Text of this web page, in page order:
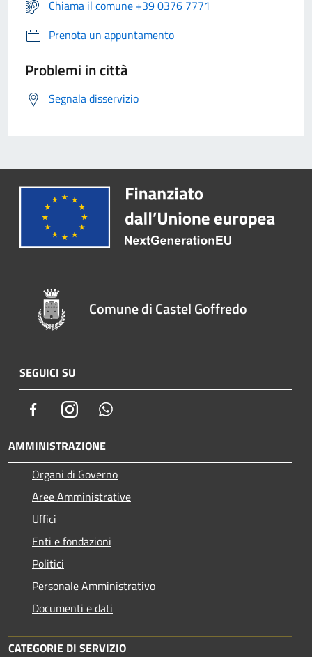
Chiama il comune +39 0376 7771
Prenota un appuntamento
Problemi in città
Segnala disservizio
Comune di Castel Goffredo
SEGUICI SU
FacebookInstagram
AMMINISTRAZIONE
Organi di Governo
Aree Amministrative
Uffici
Enti e fondazioni
Politici
Personale Amministrativo
Documenti e dati
CATEGORIE DI SERVIZIO